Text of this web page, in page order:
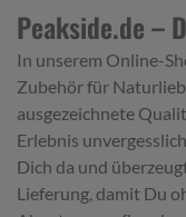
Peakside.de –
In unserem Online-
Zubehör für
ausgezeichnete
Erlebnis
Dich da und
Lieferung, damit Du